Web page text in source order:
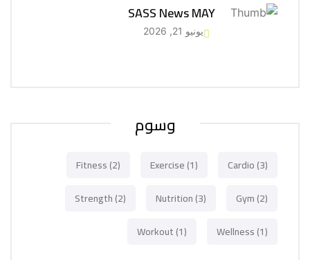
SASS News MAY
يونيو 21, 2026
وسوم
Cardio(3)
Exercise(1)
Fitness(2)
Gym(2)
Nutrition(3)
Strength(2)
Wellness(1)
Workout(1)